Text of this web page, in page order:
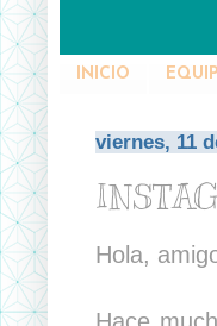
INICIO
viernes, 11
Hola,